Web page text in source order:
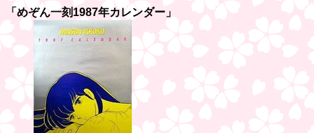
「めぞん一刻1987年カレンダー」